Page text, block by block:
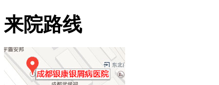
来院路线